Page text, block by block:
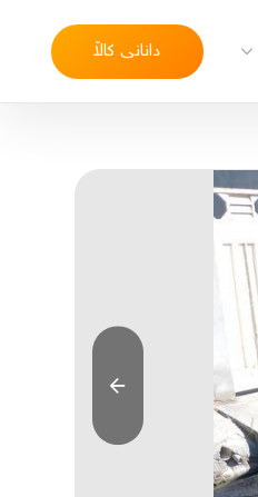
دانانی کاڵا